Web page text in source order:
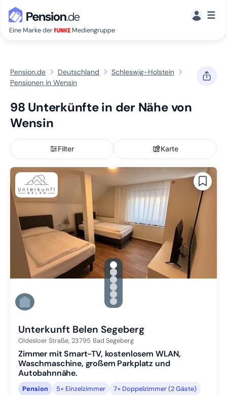
Eine Marke der Mediengruppe
☰
Pension.de Deutschland
Schleswig-Holstein
Pensionen in Wensin
98 Unterkünfte in der Nähe von
Wensin
Filter Karte
gallery.slide_selector
Zu Slide 1 wechseln
Zu Slide 2 wechseln
Zu Slide 3 wechseln
Zu Slide 4 wechseln
Zu Slide 5 wechseln
Zu Slide 6 wechseln
Unterkunft Belen Segeberg
Oldesloer Straße, 23795 Bad Segeberg
Zimmer mit Smart-TV, kostenlosem WLAN,
Waschmaschine, großem Parkplatz und
Autobahnnähe.
Pension 5× Einzelzimmer
7× Doppelzimmer (2 Gäste)